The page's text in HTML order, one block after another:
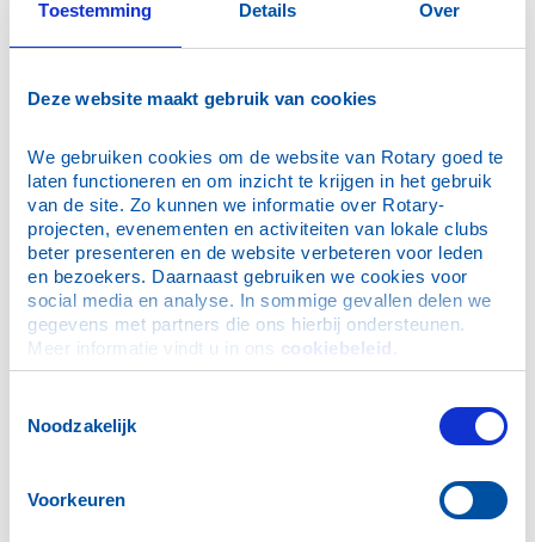
Toestemming Details Over
Deze website maakt gebruik van cookies
We gebruiken cookies om de website van Rotary goed te
laten functioneren en om inzicht te krijgen in het gebruik
van de site. Zo kunnen we informatie over Rotary-
projecten, evenementen en activiteiten van lokale clubs
beter presenteren en de website verbeteren voor leden
en bezoekers. Daarnaast gebruiken we cookies voor
social media en analyse. In sommige gevallen delen we
gegevens met partners die ons hierbij ondersteunen.
Meer informatie vindt u in ons cookiebeleid
Noodzakelijk
Voorkeuren
GROOT VLAARDINGS DICTEE - DOE JIJ
WEER MEE?
het Groot Vlaardings Dictee plaats bij
Prinstererlyceum...
TULPENBOLLEN GEPLANT VOOR END POLIO
NOW
Afgelopen vrijdag hebben verschillende
Oekraïense kinderen samen met
wethouder Ivana Somers ongeveer...